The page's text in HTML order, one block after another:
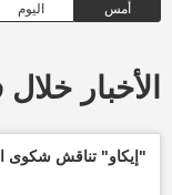
أمس اليوم
الأخبار خلال
"إيكاو" تناقش شكوى